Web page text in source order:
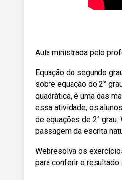
Aula ministrada pelo
Equação do segundo
sobre equação do 2°
quadrática, é uma das
essa atividade, os
de equações de 2°
passagem da escrita
Webresolva os
para conferir o resultado.